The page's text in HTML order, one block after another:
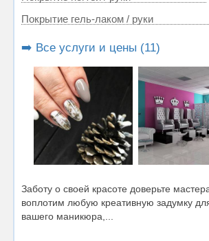
Покрытие гель-лаком / руки
➡️ Все услуги и цены (11)
Заботу о своей красоте доверьте
воплотим любую креативную задумку
вашего маникюра,...